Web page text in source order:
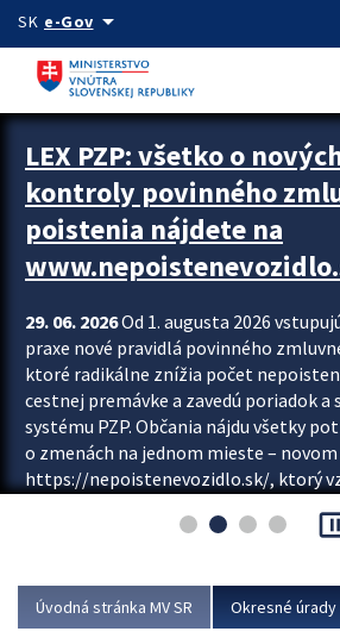
Preskocit na hlavný obsah
SK e-Govarrow_drop_down
Zastavit automatický posun upútavok
LEX PZP: všetko o
kontroly povinného
poistenia nájdete na
29. 06. 2026Od 1. augusta 2026
praxe nové pravidlá povinného
ktoré radikálne znížia počet
cestnej premávke a zavedú poriadok a
systému PZP. Občania nájdu všetky
o zmenách na jednom mieste –
https://nepoistenevozidlo.sk/, ktorý
asociácie poisťovní (SLASPO) a
Viac
Úvodná stránka MV SR Okresné úrady